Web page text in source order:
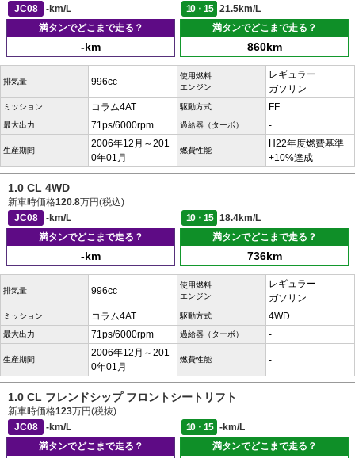
JC08
-km/L 10・15
21.5km/L
満タンでどこまで走る？
-km
満タンでどこまで走る？
860km
排気量 996cc
使用燃料
エンジン
レギュラー
ガソリン
ミッション コラム4AT 駆動方式 FF
最大出力 71ps/6000rpm 過給器（ターボ） -
生産期間
2006年12月～201
0年01月
燃費性能
H22年度燃費基準
+10%達成
1.0 CL 4WD
新車時価格120.8万円(税込)
JC08
-km/L 10・15
18.4km/L
満タンでどこまで走る？
-km
満タンでどこまで走る？
736km
排気量 996cc
使用燃料
エンジン
レギュラー
ガソリン
ミッション コラム4AT 駆動方式 4WD
最大出力 71ps/6000rpm 過給器（ターボ） -
生産期間
2006年12月～201
0年01月
燃費性能 -
1.0 CL フレンドシップ フロントシートリフト
新車時価格123万円(税抜)
JC08
-km/L 10・15
-km/L
満タンでどこまで走る？
満タンでどこまで走る？